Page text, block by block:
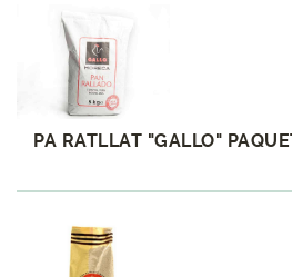
PA RATLLAT "GALLO"